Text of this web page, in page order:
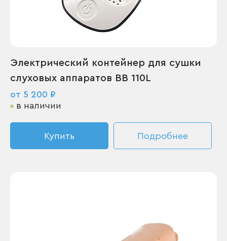
Электрический контейнер для сушки
слуховых аппаратов BB 110L
от 5 200 ₽
в наличии
Купить Подробнее